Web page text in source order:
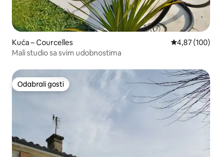
Kuća – Courcelles Prosječna
4,87 (100)
Mali studio sa svim udobnostima
Odabrali gosti
Odabrali gosti